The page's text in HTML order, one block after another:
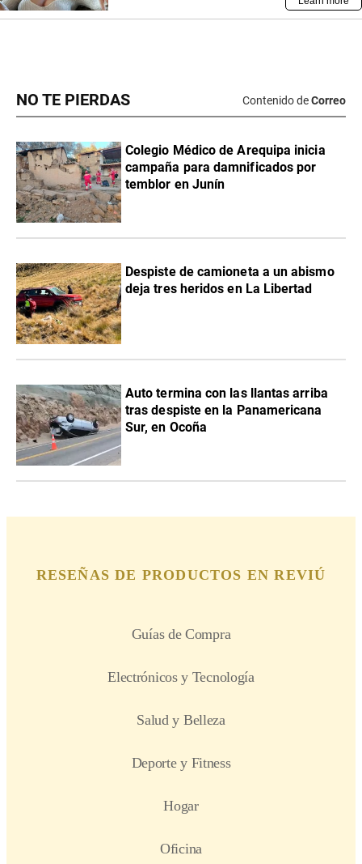
NO TE PIERDAS Contenido deCorreo
Colegio Médico de Arequipa inicia
campaña para damnificados por
temblor en Junín
Despiste de camioneta a un abismo
deja tres heridos en La Libertad
Auto termina con las llantas arriba
tras despiste en la Panamericana
Sur, en Ocoña